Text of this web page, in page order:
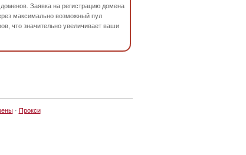
доменов. Заявка на регистрацию домена
максимально возможный пул
что значительно увеличивает ваши
· Прокси